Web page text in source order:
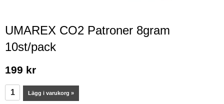
UMAREX CO2 Patroner 8gram
10st/pack
199 kr
Lägg i varukorg »